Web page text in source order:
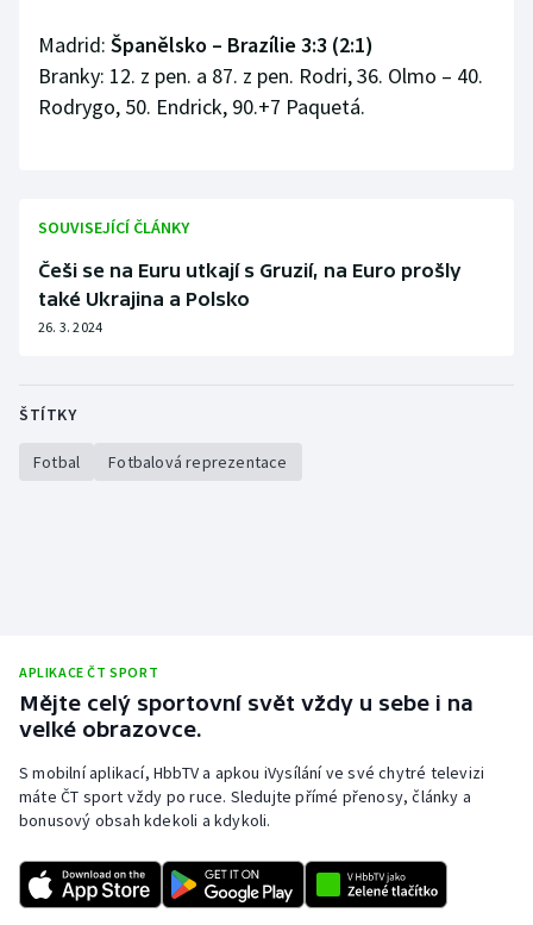
Madrid: Španělsko – Brazílie 3:3 (2:1)
Branky: 12. z pen. a 87. z pen. Rodri, 36. Olmo – 40.
Rodrygo, 50. Endrick, 90.+7 Paquetá.
SOUVISEJÍCÍ ČLÁNKY
Češi se na Euru utkají s Gruzií, na Euro prošly
také Ukrajina a Polsko
26. 3. 2024
ŠTÍTKY
Fotbal Fotbalová reprezentace
APLIKACE ČT SPORT
Mějte celý sportovní svět vždy u sebe i na
velké obrazovce.
S mobilní aplikací, HbbTV a apkou iVysílání ve své chytré televizi
máte ČT sport vždy po ruce. Sledujte přímé přenosy, články a
bonusový obsah kdekoli a kdykoli.